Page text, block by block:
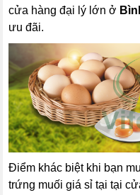
cửa hàng đại lý lớn ở
ưu đãi.
Điểm khác biệt khi bạn
trứng muối giá sỉ tại tại